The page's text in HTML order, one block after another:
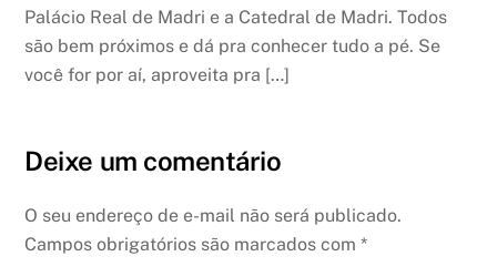
Palácio Real de Madri e a Catedral de Madri. Todos
são bem próximos e dá pra conhecer tudo a pé. Se
você for por aí, aproveita pra […]
Deixe um comentário
O seu endereço de e-mail não será publicado.
Campos obrigatórios são marcados com*